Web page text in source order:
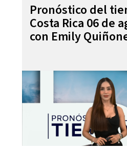
Pronóstico del
Costa Rica 06 de
con Emily